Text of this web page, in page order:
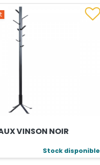
VINSON NOIR
Stock disponible